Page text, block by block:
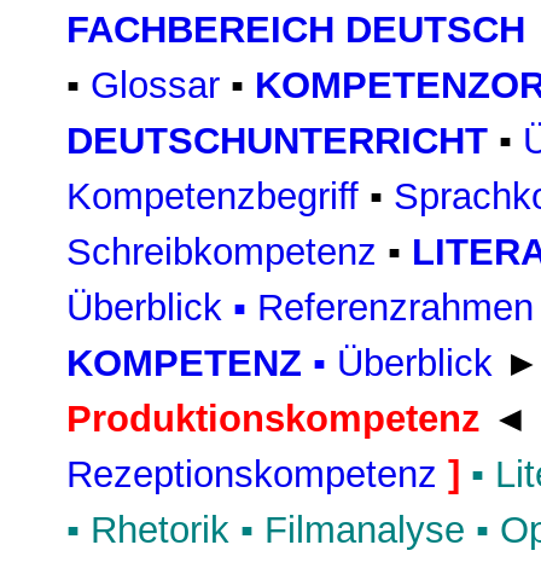
FACHBEREICH DEUTSCH
▪ Glossar ▪
DEUTSCHUNTERRICHT ▪
Kompetenzbegriff ▪
Schreibkompetenz ▪
Überblick ▪ Referenzrahmen
KOMPETENZ ▪ Überblick
Produktionskompetenz ◄
Rezeptionskompetenz ] ▪
▪ Rhetorik ▪ Filmanalyse ▪